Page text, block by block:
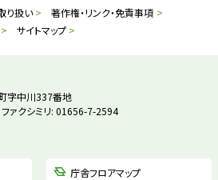
り扱い
著作権・リンク・免責事項
サイトマップ
字中川337番地
ファクシミリ: 01656-7-2594
庁舎フロアマップ